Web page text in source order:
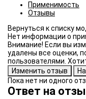
Применимость
Отзывы
Нет информации о
Внимание! Если вы
удалены все оценки,
пользователями.
Пока нет ни одного
Ответ на